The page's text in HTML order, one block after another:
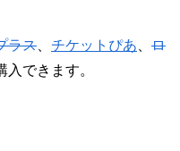
ラス チケットぴあ
ロ
できます。